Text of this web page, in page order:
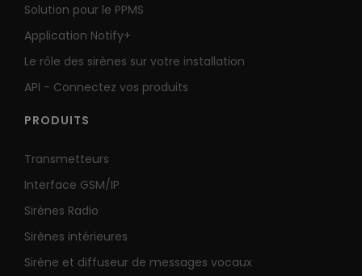
Solution pour le PPMS
Application Notify+
Le rôle des sirènes sur votre installation
API - Connectez vos produits
PRODUITS
Transmetteurs
Interface GSM/IP
Sirènes Radio
Sirènes intérieures
Sirène et diffuseur de messages vocaux